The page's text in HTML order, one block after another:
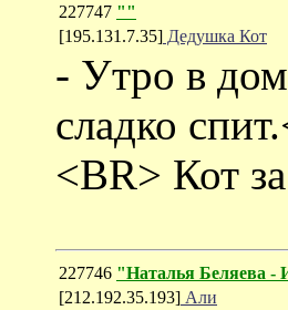
227747 ""
[195.131.7.35] Дедушка Кот
- Утро в
сладко
<BR> Кот
227746 "Наталья Беляева -
[212.192.35.193] Али